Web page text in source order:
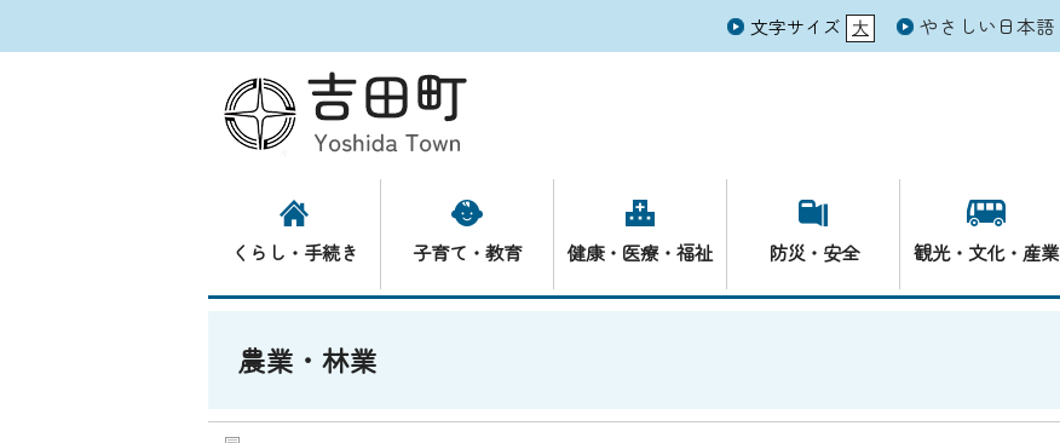
文字サイズ 大
元 やさしい日本語
くらし・手続き 子育て・教育 健康・医療・福祉 防災・安全 観光・文化・産業
農業・林業